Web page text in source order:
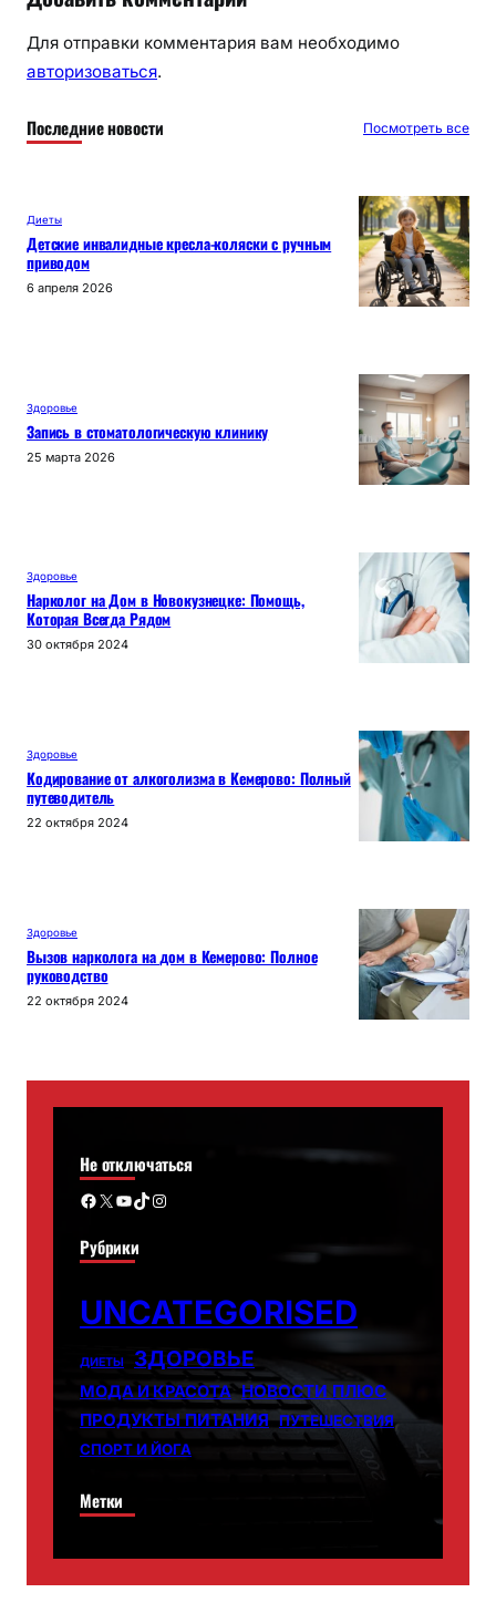
Для отправки комментария вам необходимо
авторизоваться.
Последние новости Посмотреть все
Диеты
Детские инвалидные кресла-коляски с ручным
приводом
6 апреля 2026
Здоровье
Запись в стоматологическую клинику
25 марта 2026
Здоровье
Нарколог на Дом в Новокузнецке: Помощь,
Которая Всегда Рядом
30 октября 2024
Здоровье
Кодирование от алкоголизма в Кемерово: Полный
путеводитель
22 октября 2024
Здоровье
Вызов нарколога на дом в Кемерово: Полное
руководство
22 октября 2024
Не отключаться
Facebook X YouTube TikTok Instagram
Рубрики
UNCATEGORISED
ДИЕТЫ ЗДОРОВЬЕ
МОДА И КРАСОТА НОВОСТИ ПЛЮС
ПРОДУКТЫ ПИТАНИЯ ПУТЕШЕСТВИЯ
СПОРТ И ЙОГА
Метки